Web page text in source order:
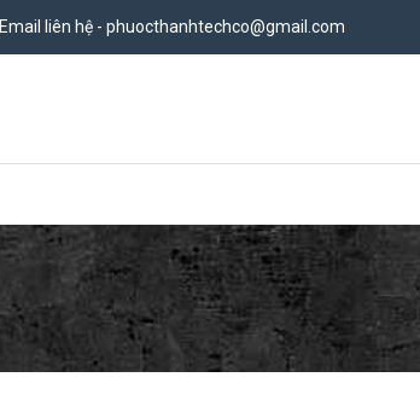
Email liên hệ - phuocthanhtechco@gmail.com